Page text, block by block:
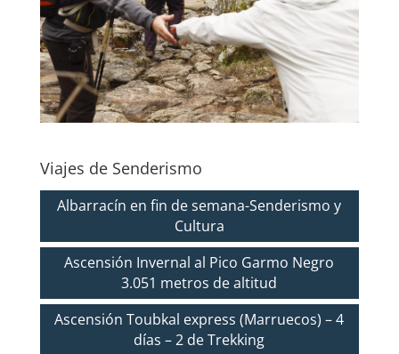
Viajes de Senderismo
Albarracín en fin de semana-Senderismo y
Cultura
Ascensión Invernal al Pico Garmo Negro
3.051 metros de altitud
Ascensión Toubkal express (Marruecos) – 4
días – 2 de Trekking